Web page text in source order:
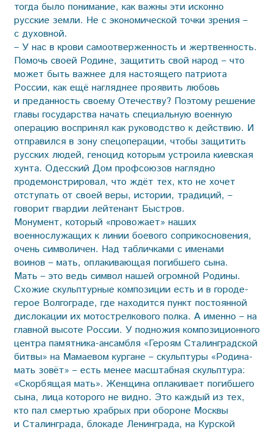
тогда было понимание, как важны эти исконно
русские земли. Не с экономической точки зрения –
с духовной.
– У нас в крови самоотверженность и жертвенность.
Помочь своей Родине, защитить свой народ – что
может быть важнее для настоящего патриота
России, как ещё нагляднее проявить любовь
и преданность своему Отечеству? Поэтому решение
главы государства начать специальную военную
операцию воспринял как руководство к действию. И
отправился в зону спецоперации, чтобы защитить
русских людей, геноцид которым устроила киевская
хунта. Одесский Дом профсоюзов наглядно
продемонстрировал, что ждёт тех, кто не хочет
отступать от своей веры, истории, традиций, –
говорит гвардии лейтенант Быстров.
Монумент, который «провожает» наших
военнослужащих к линии боевого соприкосновения,
очень символичен. Над табличками с именами
воинов – мать, оплакивающая погибшего сына.
Мать – это ведь символ нашей огромной Родины.
Схожие скульптурные композиции есть и в городе-
герое Волгограде, где находится пункт постоянной
дислокации их мотострелкового полка. А именно – на
главной высоте России. У подножия композиционного
центра памятника-ансамбля «Героям Сталинградской
битвы» на Мамаевом кургане – скульптуры «Родина-
мать зовёт» – есть менее масштабная скульптура:
«Скорбящая мать». Женщина оплакивает погибшего
сына, лица которого не видно. Это каждый из тех,
кто пал смертью храбрых при обороне Москвы
и Сталинграда, блокаде Ленинграда, на Курской